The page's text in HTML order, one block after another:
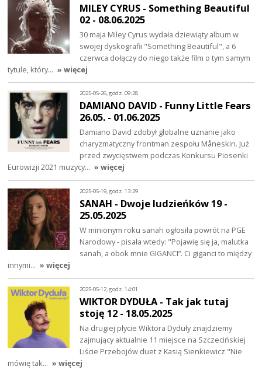
MILEY CYRUS - Something Beautiful
02 - 08.06.2025
30 maja Miley Cyrus wydała dziewiąty album w
swojej dyskografii "Something Beautiful", a 6
czerwca dołączy do niego także film o tym samym
tytule, który… » więcej
2025-05-26, godz. 09:28
DAMIANO DAVID - Funny Little Fears
26.05. - 01.06.2025
Damiano David zdobył globalne uznanie jako
charyzmatyczny frontman zespołu Måneskin. Już
przed zwycięstwem podczas Konkursu Piosenki
Eurowizji 2021 muzycy… » więcej
2025-05-19, godz. 13:29
SANAH - Dwoje ludzieńków 19 -
25.05.2025
W minionym roku sanah ogłosiła powrót na PGE
Narodowy - pisała wtedy: "Pojawię się ja, malutka
sanah, a obok mnie GIGANCI”. Ci giganci to między
innymi… » więcej
2025-05-12, godz. 14:01
WIKTOR DYDUŁA - Tak jak tutaj
stoję 12 - 18.05.2025
Na drugiej płycie Wiktora Dyduły znajdziemy
zajmujący aktualnie 11 miejsce na Szczecińskiej
Liście Przebojów duet z Kasią Sienkiewicz "Nie
mówię tak… » więcej